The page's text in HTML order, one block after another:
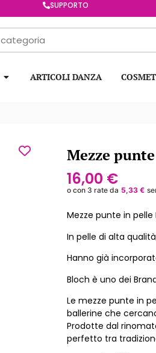
SUPPORTO
ARTICOLI DANZA
Mezze
16,00 €
o con 3 rate da 5,33 €
Mezze punte in pelle
In pelle di alta
Hanno già
Bloch è uno dei
Le mezze punte in
ballerine che
Prodotte dal
perfetto tra